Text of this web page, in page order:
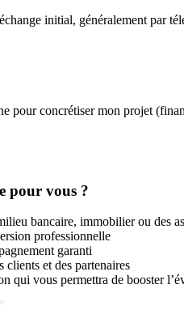
initial, généralement par
pour concrétiser mon projet
pour vous ?
bancaire, immobilier ou des
professionnelle
garanti
clients et des partenaires
qui vous permettra de booster